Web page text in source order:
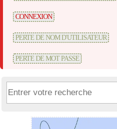
CONNEXION
PERTE DE NOM D'UTILISATEUR
PERTE DE MOT PASSE